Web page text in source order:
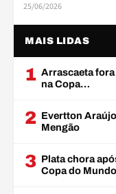
25/06/2026
MAIS LIDAS
1 Arrascaeta fora
na Copa…
2 Evertton
Mengão
3 Plata chora
Copa do Mundo